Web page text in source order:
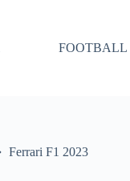
FOOTBALL
Ferrari F1 2023